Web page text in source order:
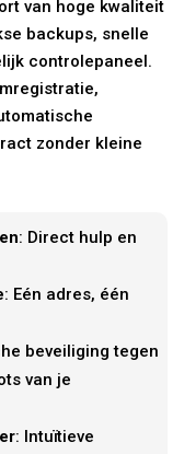
van hoge kwaliteit
backups, snelle
controlepaneel.
zonder kleine
: Direct hulp en
: Eén adres, één
beveiliging tegen
van je
: Intuïtieve